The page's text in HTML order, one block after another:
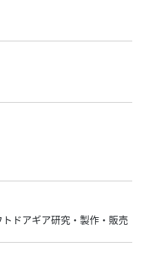
ドアギア研究・製作・販売